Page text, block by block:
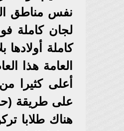
نفس مناطق
كاملة
العامة هذا
على طريقة
هناك طلابا